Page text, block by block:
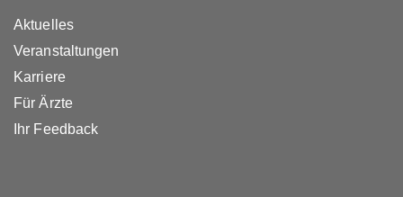
Aktuelles
Veranstaltungen
Karriere
Für Ärzte
Ihr Feedback